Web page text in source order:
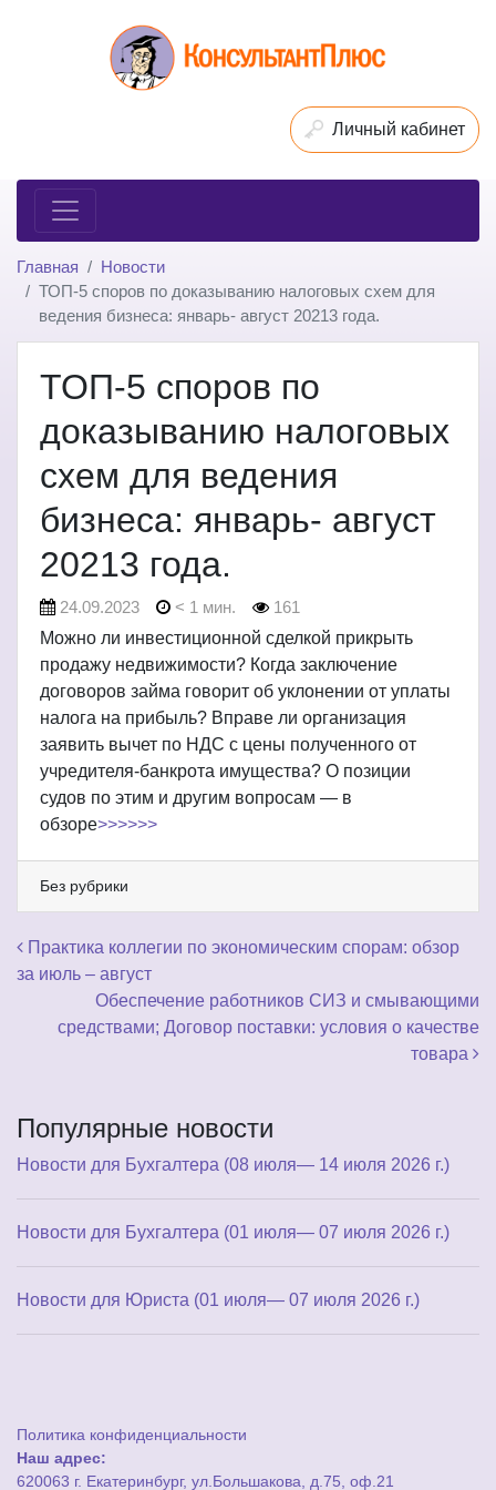
Личный кабинет
Главная
Новости
ТОП-5 споров по доказыванию налоговых схем для
ведения бизнеса: январь- август 20213 года.
ТОП-5 споров по
доказыванию налоговых
схем для ведения
бизнеса: январь- август
20213 года.
24.09.2023 < 1 мин.
161
Можно ли инвестиционной сделкой прикрыть
продажу недвижимости? Когда заключение
договоров займа говорит об уклонении от уплаты
налога на прибыль? Вправе ли организация
заявить вычет по НДС с цены полученного от
учредителя-банкрота имущества? О позиции
судов по этим и другим вопросам — в
обзоре>>>>>>
Без рубрики
Навигация по записям
Практика коллегии по экономическим спорам: обзор
за июль – август
Обеспечение работников СИЗ и смывающими
средствами; Договор поставки: условия о качестве
товара
Популярные новости
Новости для Бухгалтера (08 июля— 14 июля 2026 г.)
Новости для Бухгалтера (01 июля— 07 июля 2026 г.)
Новости для Юриста (01 июля— 07 июля 2026 г.)
Политика конфиденциальности
Наш адрес:
620063 г. Екатеринбург, ул.Большакова, д.75, оф.21